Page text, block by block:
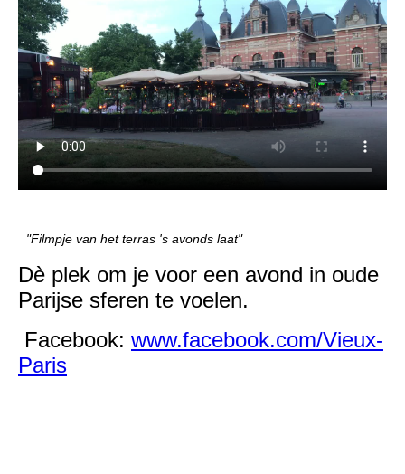
"Filmpje van het terras 's avonds laat"
Dè plek om je voor een avond in oude
Parijse sferen te voelen.
Facebook: www.facebook.com/Vieux-
Paris